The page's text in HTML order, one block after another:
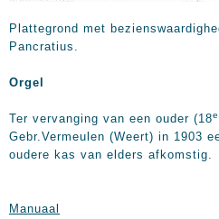
Plattegrond met
Pancratius.
Orgel
Ter vervanging van een ouder (18e
Gebr.Vermeulen (Weert) in 1903
oudere kas van elders afkomstig.
Manuaal